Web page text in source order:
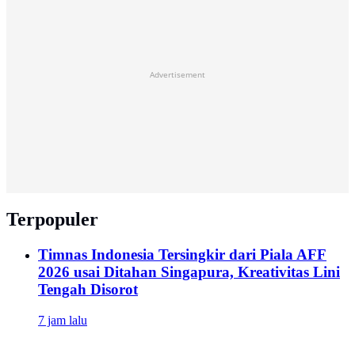
Advertisement
Terpopuler
Timnas Indonesia Tersingkir dari Piala AFF
2026 usai Ditahan Singapura, Kreativitas Lini
Tengah Disorot
7 jam lalu